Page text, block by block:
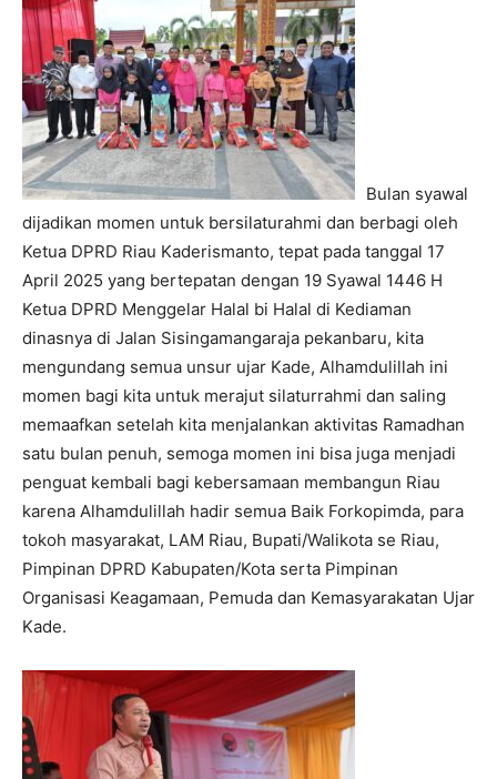
Bulan syawal
dijadikan momen untuk bersilaturahmi dan berbagi oleh
Ketua DPRD Riau Kaderismanto, tepat pada tanggal 17
April 2025 yang bertepatan dengan 19 Syawal 1446 H
Ketua DPRD Menggelar Halal bi Halal di Kediaman
dinasnya di Jalan Sisingamangaraja pekanbaru, kita
mengundang semua unsur ujar Kade, Alhamdulillah ini
momen bagi kita untuk merajut silaturrahmi dan saling
memaafkan setelah kita menjalankan aktivitas Ramadhan
satu bulan penuh, semoga momen ini bisa juga menjadi
penguat kembali bagi kebersamaan membangun Riau
karena Alhamdulillah hadir semua Baik Forkopimda, para
tokoh masyarakat, LAM Riau, Bupati/Walikota se Riau,
Pimpinan DPRD Kabupaten/Kota serta Pimpinan
Organisasi Keagamaan, Pemuda dan Kemasyarakatan Ujar
Kade.